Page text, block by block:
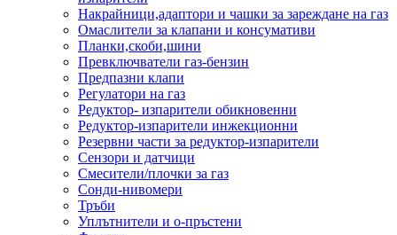
Накрайници,адаптори и чашки за зареждане на газ
Омаслители за клапани и консумативи
Планки,скоби,шини
Превключватели газ-бензин
Предпазни клапи
Регулатори на газ
Редуктор- изпарители обикновенни
Редуктор-изпарители инжекционни
Резервни части за редуктор-изпарители
Сензори и датчици
Смесители/плочки за газ
Сонди-нивомери
Тръби
Уплътнители и о-пръстени